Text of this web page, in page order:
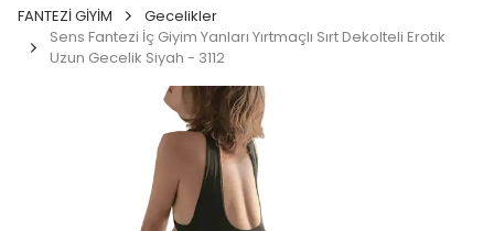
FANTEZİ GİYİM
Gecelikler
Sens Fantezi İç Giyim Yanları Yırtmaçlı Sırt Dekolteli Erotik
Uzun Gecelik Siyah - 3112